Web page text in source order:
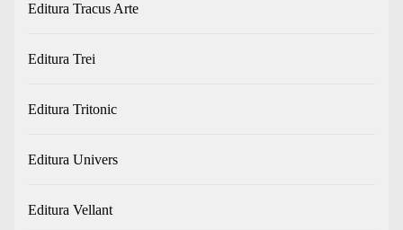
Editura Tracus Arte
Editura Trei
Editura Tritonic
Editura Univers
Editura Vellant